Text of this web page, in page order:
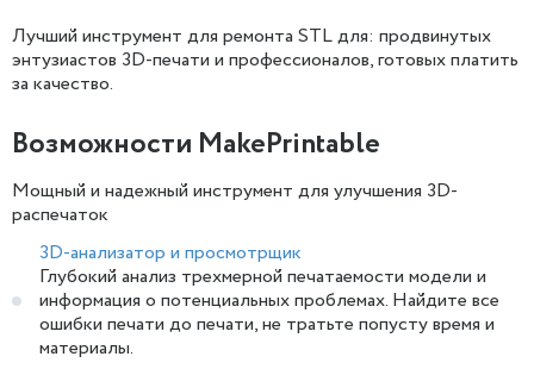
Лучший инструмент для ремонта STL для: продвинутых
энтузиастов 3D-печати и профессионалов, готовых платить
за качество.
Возможности MakePrintable
Мощный и надежный инструмент для улучшения 3D-
распечаток
3D-анализатор и просмотрщик
Глубокий анализ трехмерной печатаемости модели и
информация о потенциальных проблемах. Найдите все
ошибки печати до печати, не тратьте попусту время и
материалы.